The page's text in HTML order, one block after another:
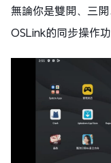
無論你是雙開、三
OSLink的同步操作